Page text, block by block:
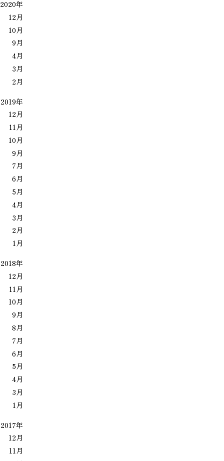
2020年
12月
10月
9月
4月
3月
2月
2019年
12月
11月
10月
9月
7月
6月
5月
4月
3月
2月
1月
2018年
12月
11月
10月
9月
8月
7月
6月
5月
4月
3月
1月
2017年
12月
11月